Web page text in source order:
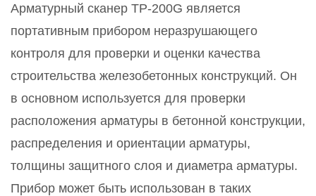
Арматурный сканер TP-200G является
портативным прибором неразрушающего
контроля для проверки и оценки качества
строительства железобетонных конструкций. Он
в основном используется для проверки
расположения арматуры в бетонной конструкции,
распределения и ориентации арматуры,
толщины защитного слоя и диаметра арматуры.
Прибор может быть использован в таких